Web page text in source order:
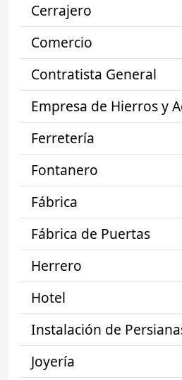
Cerrajero
Comercio
Contratista General
Empresa de Hierros y
Ferretería
Fontanero
Fábrica
Fábrica de Puertas
Herrero
Hotel
Instalación de
Joyería